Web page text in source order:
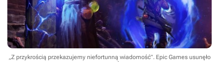
„Z przykrością przekazujemy niefortunną wiadomość”. Epic Games usunęło